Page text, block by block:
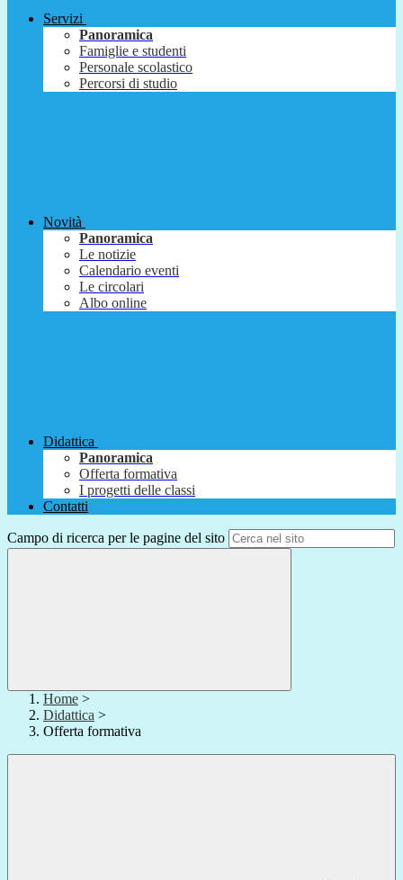
Servizi
Panoramica
Famiglie e studenti
Personale scolastico
Percorsi di studio
Novità
Panoramica
Le notizie
Calendario eventi
Le circolari
Albo online
Didattica
Panoramica
Offerta formativa
I progetti delle classi
Contatti
Campo di ricerca per le pagine del sito
Home >
Didattica >
Offerta formativa